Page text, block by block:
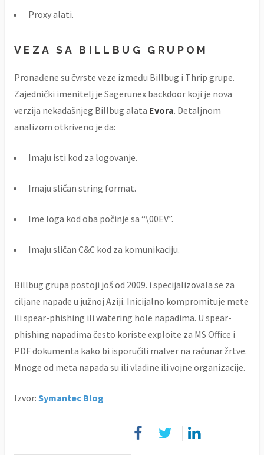
Proxy alati.
VEZA SA BILLBUG GRUPOM
Pronađene su čvrste veze između Billbug i Thrip grupe.
Zajednički imenitelj je Sagerunex backdoor koji je nova
verzija nekadašnjeg Billbug alata Evora. Detaljnom
analizom otkriveno je da:
Imaju isti kod za logovanje.
Imaju sličan string format.
Ime loga kod oba počinje sa “\00EV”.
Imaju sličan C&C kod za komunikaciju.
Billbug grupa postoji još od 2009. i specijalizovala se za
ciljane napade u južnoj Aziji. Inicijalno kompromituje mete
ili spear-phishing ili watering hole napadima. U spear-
phishing napadima često koriste exploite za MS Office i
PDF dokumenta kako bi isporučili malver na računar žrtve.
Mnoge od meta napada su ili vladine ili vojne organizacije.
Izvor: Symantec Blog